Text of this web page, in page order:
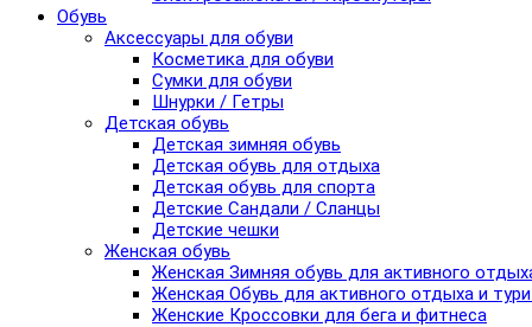
Обувь
Аксессуары для обуви
Косметика для обуви
Сумки для обуви
Шнурки / Гетры
Детская обувь
Детская зимняя обувь
Детская обувь для отдыха
Детская обувь для спорта
Детские Сандали / Сланцы
Детские чешки
Женская обувь
Женская Зимняя обувь для активного
Женская Обувь для активного отдыха и
Женские Кроссовки для бега и фитнеса